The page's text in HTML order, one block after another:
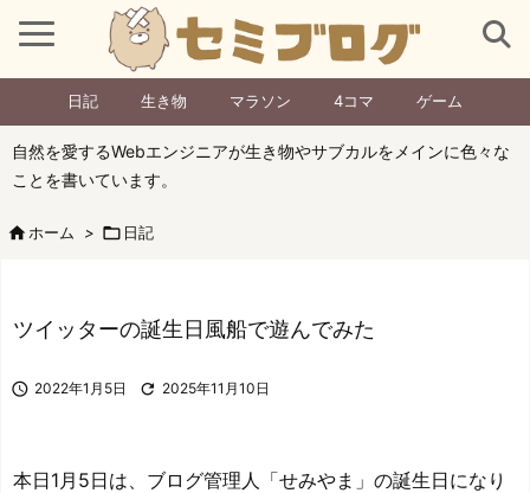
日記 生き物 マラソン 4コマ ゲーム
自然を愛するWebエンジニアが生き物やサブカルをメインに色々な
ことを書いています。
ホーム >  日記
ツイッターの誕生日風船で遊んでみた
 2022年1月5日  2025年11月10日
本日1月5日は、ブログ管理人「せみやま」の誕生日になり